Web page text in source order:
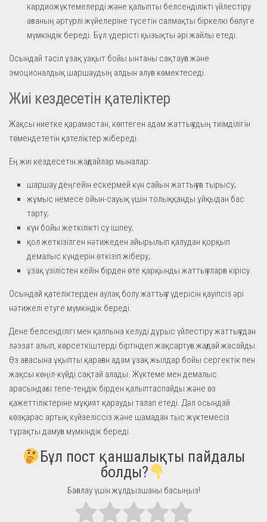
кардиожүктемелерді және қалыпты белсенділікті үйлестіру
ағзаның әртүрлі жүйелеріне түсетін салмақты біркелкі бөлуге
мүмкіндік береді. Бұл үдерісті қызықты әрі жайлы етеді.
Осындай тәсіл ұзақ уақыт бойы ынтаны сақтауға және
эмоционалдық шаршаудың алдын алуға көмектеседі.
Жиі кездесетін қателіктер
Жақсы ниетке қарамастан, көптеген адам жаттығудың тиімділігін
төмендететін қателіктер жібереді.
Ең жиі кездесетін жағдайлар мыналар:
шаршау деңгейін ескермей күн сайын жаттығуға тырысу;
жұмыс немесе ойын-сауық үшін толыққанды ұйқыдан бас
тарту;
күн бойы жеткілікті су ішпеу;
қол жеткізілген нәтижеден айырылып қалудан қорқып
демалыс күндерін өткізіп жіберу;
ұзақ үзілістен кейін бірден өте қарқынды жаттығуларға кірісу.
Осындай қателіктерден аулақ болу жаттығу үдерісін қауіпсіз әрі
нәтижелі етуге мүмкіндік береді.
Дене белсенділігі мен қалпына келуді дұрыс үйлестіру жаттығудан
ләззат алып, көрсеткіштерді біртіндеп жақсартуға жағдай жасайды.
Өз ағзасына ұқыпты қараған адам ұзақ жылдар бойы сергектік пен
жақсы көңіл-күйді сақтай алады. Жүктеме мен демалыс
арасындағы тепе-теңдік бірден қалыптаспайды және өз
қажеттіліктеріне мұқият қарауды талап етеді. Дәл осындай
көзқарас артық күйзеліссіз және шамадан тыс жүктемесіз
тұрақты дамуға мүмкіндік береді.
Бұл пост қаншалықты пайдалы
болды?
Бағалау үшін жұлдызшаны басыңыз!